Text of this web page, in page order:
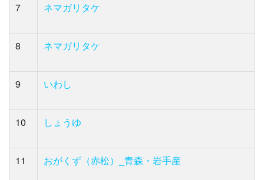
7 ネマガリタケ
8 ネマガリタケ
9 いわし
10 しょうゆ
11 おがくず（赤松）_青森・岩手産